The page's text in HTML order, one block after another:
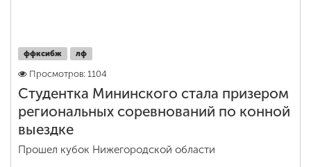
ффксибж лф
Просмотров: 1104
Студентка Мининского стала призером
региональных соревнований по конной
выездке